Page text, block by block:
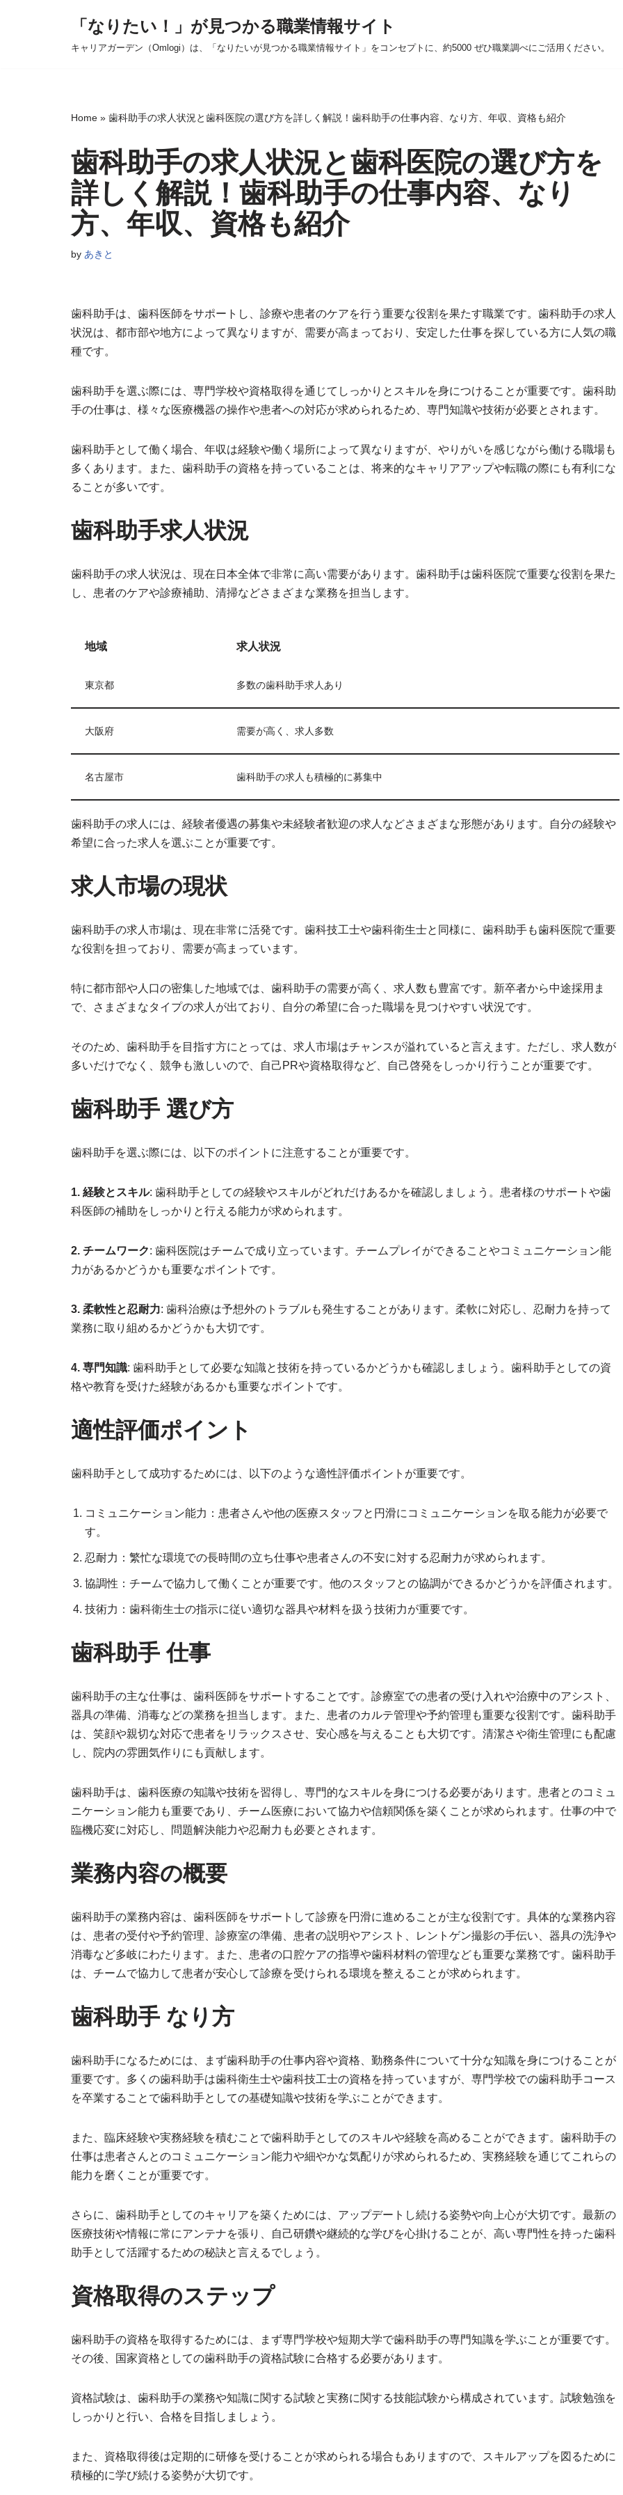
「なりたい！」が見つかる職業情報サイト
キャリアガーデン（Omlogi）は、「なりたいが見つかる職業情報サイト」をコンセプトに、約5000 ぜひ職業調べにご活用ください。
Home » 歯科助手の求人状況と歯科医院の選び方を詳しく解説！歯科助手の仕事内容、なり方、年収、資格も紹介
歯科助手の求人状況と歯科医院の選び方を
詳しく解説！歯科助手の仕事内容、なり
方、年収、資格も紹介
by あきと
歯科助手は、歯科医師をサポートし、診療や患者のケアを行う重要な役割を果たす職業です。歯科助手の求人
状況は、都市部や地方によって異なりますが、需要が高まっており、安定した仕事を探している方に人気の職
種です。
歯科助手を選ぶ際には、専門学校や資格取得を通じてしっかりとスキルを身につけることが重要です。歯科助
手の仕事は、様々な医療機器の操作や患者への対応が求められるため、専門知識や技術が必要とされます。
歯科助手として働く場合、年収は経験や働く場所によって異なりますが、やりがいを感じながら働ける職場も
多くあります。また、歯科助手の資格を持っていることは、将来的なキャリアアップや転職の際にも有利にな
ることが多いです。
歯科助手求人状況
歯科助手の求人状況は、現在日本全体で非常に高い需要があります。歯科助手は歯科医院で重要な役割を果た
し、患者のケアや診療補助、清掃などさまざまな業務を担当します。
地域 求人状況
東京都 多数の歯科助手求人あり
大阪府 需要が高く、求人多数
名古屋市 歯科助手の求人も積極的に募集中
歯科助手の求人には、経験者優遇の募集や未経験者歓迎の求人などさまざまな形態があります。自分の経験や
希望に合った求人を選ぶことが重要です。
求人市場の現状
歯科助手の求人市場は、現在非常に活発です。歯科技工士や歯科衛生士と同様に、歯科助手も歯科医院で重要
な役割を担っており、需要が高まっています。
特に都市部や人口の密集した地域では、歯科助手の需要が高く、求人数も豊富です。新卒者から中途採用ま
で、さまざまなタイプの求人が出ており、自分の希望に合った職場を見つけやすい状況です。
そのため、歯科助手を目指す方にとっては、求人市場はチャンスが溢れていると言えます。ただし、求人数が
多いだけでなく、競争も激しいので、自己PRや資格取得など、自己啓発をしっかり行うことが重要です。
歯科助手 選び方
歯科助手を選ぶ際には、以下のポイントに注意することが重要です。
1. 経験とスキル: 歯科助手としての経験やスキルがどれだけあるかを確認しましょう。患者様のサポートや歯
科医師の補助をしっかりと行える能力が求められます。
2. チームワーク: 歯科医院はチームで成り立っています。チームプレイができることやコミュニケーション能
力があるかどうかも重要なポイントです。
3. 柔軟性と忍耐力: 歯科治療は予想外のトラブルも発生することがあります。柔軟に対応し、忍耐力を持って
業務に取り組めるかどうかも大切です。
4. 専門知識: 歯科助手として必要な知識と技術を持っているかどうかも確認しましょう。歯科助手としての資
格や教育を受けた経験があるかも重要なポイントです。
適性評価ポイント
歯科助手として成功するためには、以下のような適性評価ポイントが重要です。
コミュニケーション能力：患者さんや他の医療スタッフと円滑にコミュニケーションを取る能力が必要で
す。
忍耐力：繁忙な環境での長時間の立ち仕事や患者さんの不安に対する忍耐力が求められます。
協調性：チームで協力して働くことが重要です。他のスタッフとの協調ができるかどうかを評価されます。
技術力：歯科衛生士の指示に従い適切な器具や材料を扱う技術力が重要です。
歯科助手 仕事
歯科助手の主な仕事は、歯科医師をサポートすることです。診療室での患者の受け入れや治療中のアシスト、
器具の準備、消毒などの業務を担当します。また、患者のカルテ管理や予約管理も重要な役割です。歯科助手
は、笑顔や親切な対応で患者をリラックスさせ、安心感を与えることも大切です。清潔さや衛生管理にも配慮
し、院内の雰囲気作りにも貢献します。
歯科助手は、歯科医療の知識や技術を習得し、専門的なスキルを身につける必要があります。患者とのコミュ
ニケーション能力も重要であり、チーム医療において協力や信頼関係を築くことが求められます。仕事の中で
臨機応変に対応し、問題解決能力や忍耐力も必要とされます。
業務内容の概要
歯科助手の業務内容は、歯科医師をサポートして診療を円滑に進めることが主な役割です。具体的な業務内容
は、患者の受付や予約管理、診療室の準備、患者の説明やアシスト、レントゲン撮影の手伝い、器具の洗浄や
消毒など多岐にわたります。また、患者の口腔ケアの指導や歯科材料の管理なども重要な業務です。歯科助手
は、チームで協力して患者が安心して診療を受けられる環境を整えることが求められます。
歯科助手 なり方
歯科助手になるためには、まず歯科助手の仕事内容や資格、勤務条件について十分な知識を身につけることが
重要です。多くの歯科助手は歯科衛生士や歯科技工士の資格を持っていますが、専門学校での歯科助手コース
を卒業することで歯科助手としての基礎知識や技術を学ぶことができます。
また、臨床経験や実務経験を積むことで歯科助手としてのスキルや経験を高めることができます。歯科助手の
仕事は患者さんとのコミュニケーション能力や細やかな気配りが求められるため、実務経験を通じてこれらの
能力を磨くことが重要です。
さらに、歯科助手としてのキャリアを築くためには、アップデートし続ける姿勢や向上心が大切です。最新の
医療技術や情報に常にアンテナを張り、自己研鑽や継続的な学びを心掛けることが、高い専門性を持った歯科
助手として活躍するための秘訣と言えるでしょう。
資格取得のステップ
歯科助手の資格を取得するためには、まず専門学校や短期大学で歯科助手の専門知識を学ぶことが重要です。
その後、国家資格としての歯科助手の資格試験に合格する必要があります。
資格試験は、歯科助手の業務や知識に関する試験と実務に関する技能試験から構成されています。試験勉強を
しっかりと行い、合格を目指しましょう。
また、資格取得後は定期的に研修を受けることが求められる場合もありますので、スキルアップを図るために
積極的に学び続ける姿勢が大切です。